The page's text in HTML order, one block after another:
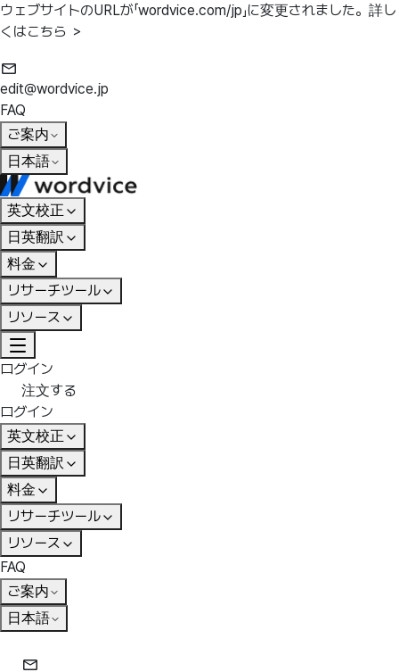
ウェブサイトのURLが「wordvice.com/jp」に変更されました。 詳し
くはこちら ＞
edit@wordvice.jp
FAQ
ご案内
日本語
英文校正
日英翻訳
料金
リサーチツール
リソース
ログイン
注文する
ログイン
英文校正
日英翻訳
料金
リサーチツール
リソース
FAQ
ご案内
日本語